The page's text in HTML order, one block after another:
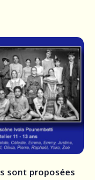
sont proposées